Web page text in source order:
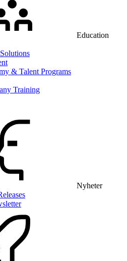
Education
& Talent Programs
Training
Nyheter